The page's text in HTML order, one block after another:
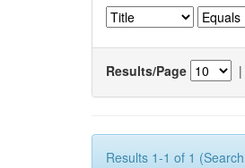
Results/Page |
Results 1-1 of 1